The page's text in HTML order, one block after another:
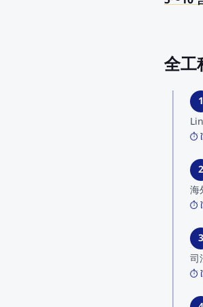
全工
1
⏱️ ใ
2
海
⏱️ ใ
3
司
⏱️ ใ